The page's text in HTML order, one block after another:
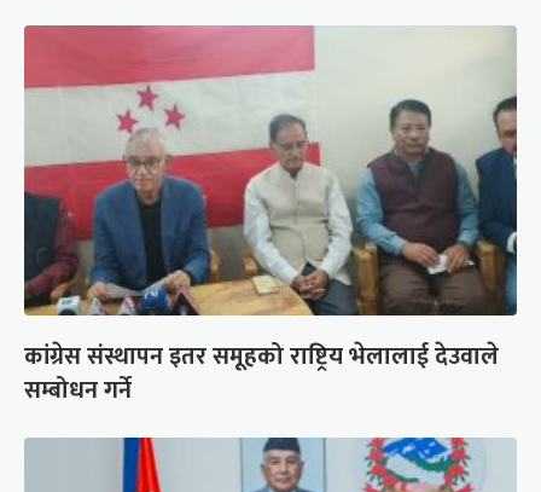
कांग्रेस संस्थापन इतर समूहको राष्ट्रिय भेलालाई देउवाले
सम्बोधन गर्ने